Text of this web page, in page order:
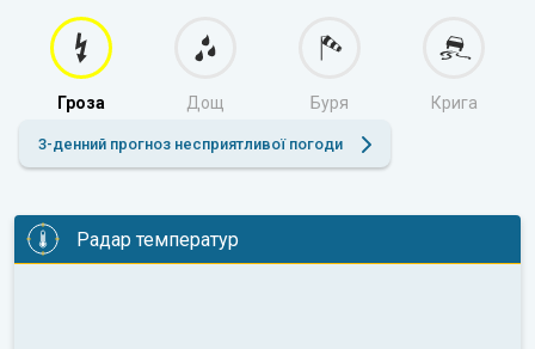
Гроза Дощ Буря Крига
3-денний прогноз несприятливої погоди
Радар температур